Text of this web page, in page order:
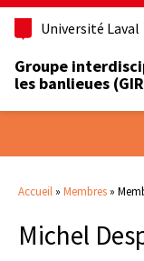
Université Laval
Groupe
les banlieues
Accueil » Membres »
Michel